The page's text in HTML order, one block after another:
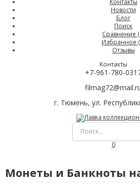
Контакты
Новости
Блог
Поиск
Сравнение (
Избранное (
Отзывы
Контакты
+7-961-780-
г. Тюмень, ул.
0
Монеты и Банкноты